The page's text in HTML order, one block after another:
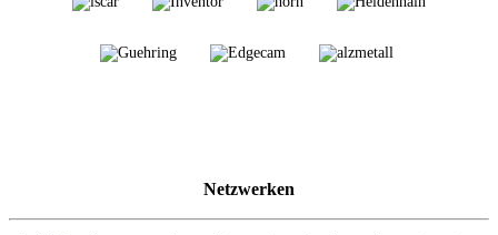
Netzwerken